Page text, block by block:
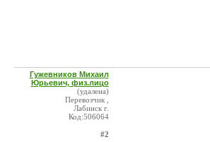
Гужевников Михаил
Юрьевич, физ.лицо
(удалена)
Перевозчик ,
Лабинск г.
Код:506064
#2